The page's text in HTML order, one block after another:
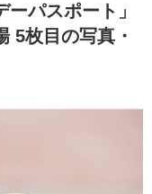
パスポート」
5枚目の写真・